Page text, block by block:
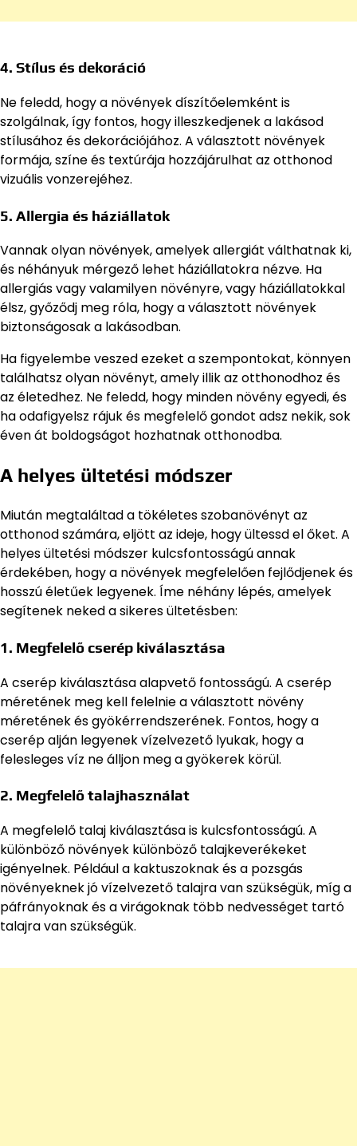
4. Stílus és dekoráció
Ne feledd, hogy a növények díszítőelemként is
szolgálnak, így fontos, hogy illeszkedjenek a lakásod
stílusához és dekorációjához. A választott növények
formája, színe és textúrája hozzájárulhat az otthonod
vizuális vonzerejéhez.
5. Allergia és háziállatok
Vannak olyan növények, amelyek allergiát válthatnak ki,
és néhányuk mérgező lehet háziállatokra nézve. Ha
allergiás vagy valamilyen növényre, vagy háziállatokkal
élsz, győződj meg róla, hogy a választott növények
biztonságosak a lakásodban.
Ha figyelembe veszed ezeket a szempontokat, könnyen
találhatsz olyan növényt, amely illik az otthonodhoz és
az életedhez. Ne feledd, hogy minden növény egyedi, és
ha odafigyelsz rájuk és megfelelő gondot adsz nekik, sok
éven át boldogságot hozhatnak otthonodba.
A helyes ültetési módszer
Miután megtaláltad a tökéletes szobanövényt az
otthonod számára, eljött az ideje, hogy ültessd el őket. A
helyes ültetési módszer kulcsfontosságú annak
érdekében, hogy a növények megfelelően fejlődjenek és
hosszú életűek legyenek. Íme néhány lépés, amelyek
segítenek neked a sikeres ültetésben:
1. Megfelelő cserép kiválasztása
A cserép kiválasztása alapvető fontosságú. A cserép
méretének meg kell felelnie a választott növény
méretének és gyökérrendszerének. Fontos, hogy a
cserép alján legyenek vízelvezető lyukak, hogy a
felesleges víz ne álljon meg a gyökerek körül.
2. Megfelelő talajhasználat
A megfelelő talaj kiválasztása is kulcsfontosságú. A
különböző növények különböző talajkeverékeket
igényelnek. Például a kaktuszoknak és a pozsgás
növényeknek jó vízelvezető talajra van szükségük, míg a
páfrányoknak és a virágoknak több nedvességet tartó
talajra van szükségük.